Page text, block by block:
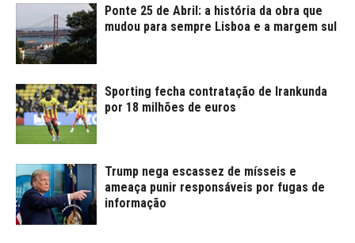
Ponte 25 de Abril: a história da obra que
mudou para sempre Lisboa e a margem sul
Sporting fecha contratação de Irankunda
por 18 milhões de euros
Trump nega escassez de mísseis e
ameaça punir responsáveis por fugas de
informação